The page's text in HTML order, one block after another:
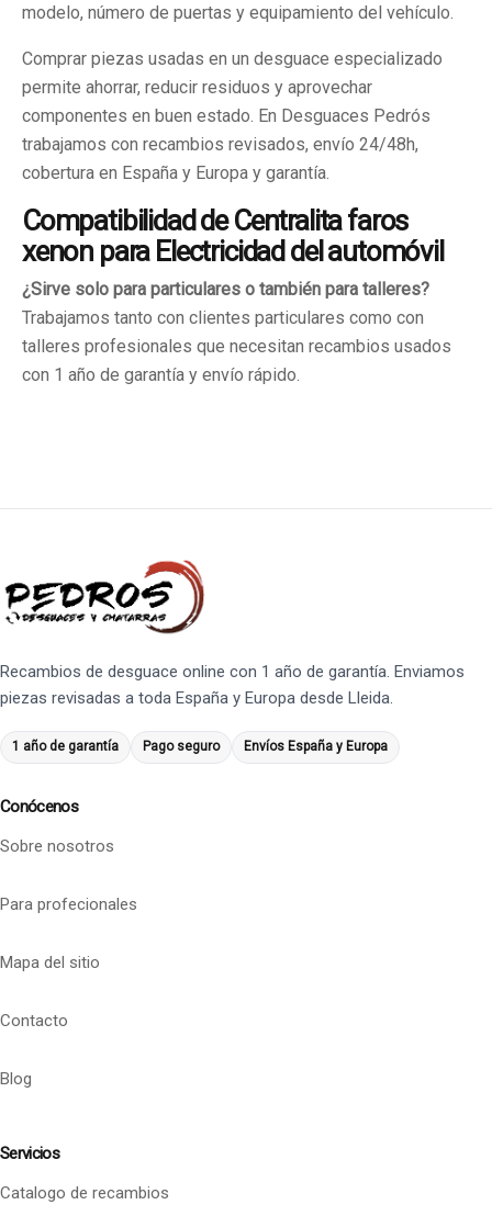
modelo, número de puertas y equipamiento del vehículo.
Comprar piezas usadas en un desguace especializado
permite ahorrar, reducir residuos y aprovechar
componentes en buen estado. En Desguaces Pedrós
trabajamos con recambios revisados, envío 24/48h,
cobertura en España y Europa y garantía.
Compatibilidad de Centralita faros
xenon para Electricidad del automóvil
¿Sirve solo para particulares o también para talleres?
Trabajamos tanto con clientes particulares como con
talleres profesionales que necesitan recambios usados
con 1 año de garantía y envío rápido.
Recambios de desguace online con 1 año de garantía. Enviamos
piezas revisadas a toda España y Europa desde Lleida.
1 año de garantía Pago seguro Envíos España y Europa
Conócenos
Sobre nosotros
Para profecionales
Mapa del sitio
Contacto
Blog
Servicios
Catalogo de recambios